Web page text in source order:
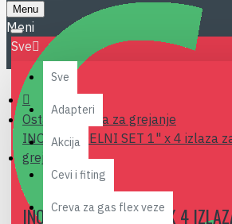
Menu
Sve
Sve
Adapteri
Akcija
Cevi i fiting
Creva za gas flex veze
Ostala oprema za grejanje
INOX RAZDELNI SET 1" x 4 izlaza
grejanje
INOX RAZDELNI SET 1" X 4